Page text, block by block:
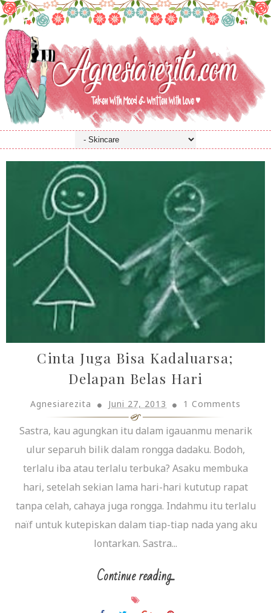
Cinta Juga Bisa Kadaluarsa;
Delapan Belas Hari
Agnesiarezita Juni 27, 2013 1 Comments
Sastra, kau agungkan itu dalam igauanmu menarik
ulur separuh bilik dalam rongga dadaku. Bodoh,
terlalu iba atau terlalu terbuka? Asaku membuka
hari, setelah sekian lama hari-hari kututup rapat
tanpa celah, cahaya juga rongga. Indahmu itu terlalu
naïf untuk kutepiskan dalam tiap-tiap nada yang aku
lontarkan. Sastra...
Continue reading...